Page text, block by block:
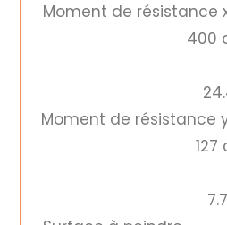
Moment de
400
24.4
Moment de
127
7.75